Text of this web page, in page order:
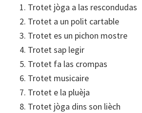
1. Trotet jòga a las rescondudas
2. Trotet a un polit cartable
3. Trotet es un pichon mostre
4. Trotet sap legir
5. Trotet fa las crompas
6. Trotet musicaire
7. Trotet e la pluèja
8. Trotet jòga dins son lièch